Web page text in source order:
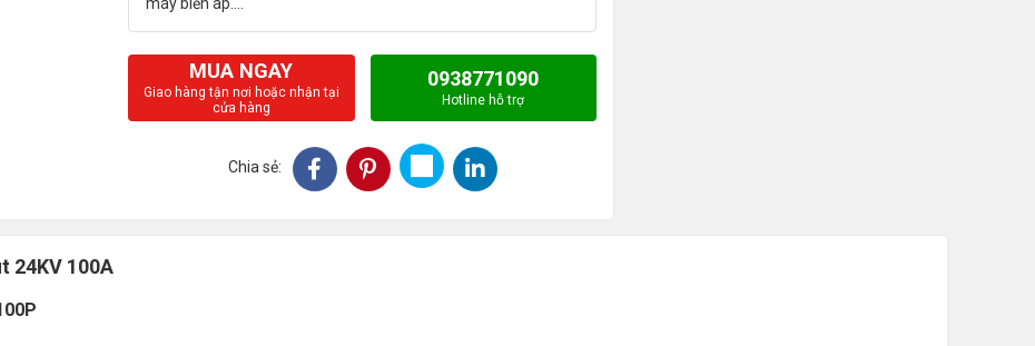
MUA NGAY
Giao hàng tận nơi hoặc nhận tại
cửa hàng
0938771090
Hotline hỗ trợ
Chia sẻ:
24KV 100A